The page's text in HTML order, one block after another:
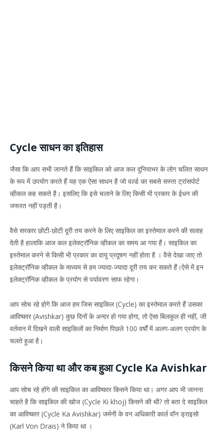
Cycle साधन का इतिहास
जैसा कि आप सभी जानते हैं कि साइकिल को आज कल दुनियाभर के लोग चलित साधन
के रूप में उपयोग करते हैं यह एक ऐसा साधन है जो वर्ल्ड का सबसे सस्ता ट्रांसपोर्ट
व्हीकल कह सकते है। इसलिए कि इसे चलाने के लिए किसी भी प्रकार के ईधन की
जरूरत नहीं पड़ती है।
वैसे सरकार छोटी-छोटी दूरी तय करने के लिए साइकिल का इस्तेमाल करने की सलाह
देती है हालाकि आज कल इलेक्ट्रॉनिक व्हीकल का समय आ गया हैं। साइकिल का
इस्तेमाल करने से किसी भी प्रकार का वायु प्रदूषण नहीं होता है । वैसे देखा जाए तो
इलेक्ट्रॉनिक व्हीकल के माध्यम से हम ज्यादा-ज्यादा दूरी तय कर सकते हैं।ऐसे में इन
इलेक्ट्रॉनिक व्हीकल के प्रयोग से पर्यावरण साफ रहेगा।
आप सोच रहे होगे कि आज हम जिस साइकिल (Cycle) का इस्तेमाल करते हैं उसका
आविष्कार (Avishkar) कुछ दिनों के अन्दर हो गया होगा, तो ऐसा बिलकुल ही नहीं, जी
वर्तमान में दिखने वाली साइकिलों का निर्माण पिछले 100 वर्षों में अलग-अलग प्रयोग के
चलते हुआ है।
किसने किया था और कब हुआ Cycle Ka Avishkar
आप सोच रहे होंगे की साइकिल का आविष्कार किसने किया था। अगर आप भी जानना
चाहते है कि साइकिल की खोज (Cycle Ki khoj) किसने की थी? तो बता दे साइकिल
का आविष्कार (Cycle Ka Avishkar) जर्मनी के वन अधिकारी कार्ल वॉन ड्राइसो
(Karl Von Drais) ने किया था ।